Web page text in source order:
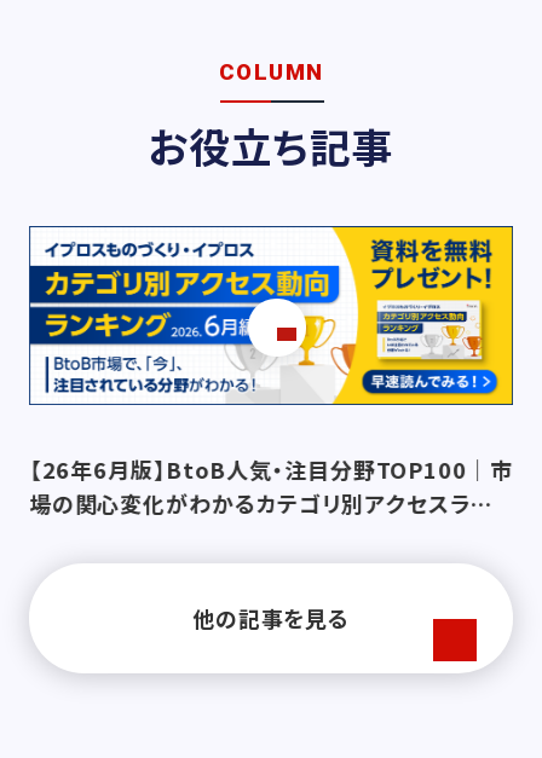
COLUMN
お役立ち記事
Webマーケティングの基本＜まず押さえたい基本
ノウハウ5選＞
他の記事を見る